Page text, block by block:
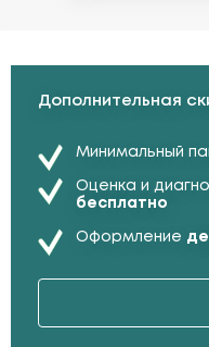
Дополнительная
Минимальный
Оценка и
бесплатно
Оформление